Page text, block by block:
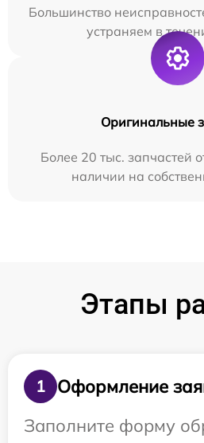
Большинство
устраняем в
Оригинальные
Более 20 тыс. запчастей
наличии на
Этапы
1
Оформление
Заполните форму